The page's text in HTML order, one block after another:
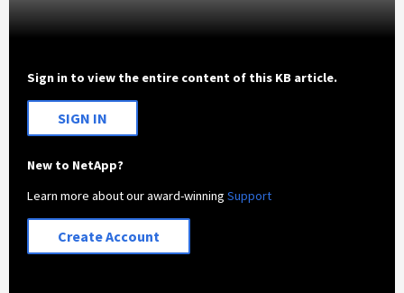
Sign in to view the entire content of this KB article.
SIGN IN
New to NetApp?
Learn more about our award-winningSupport
Create Account